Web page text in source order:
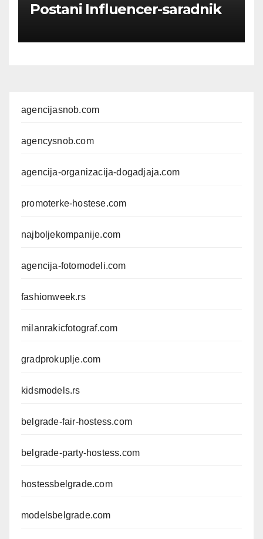
Postani Influencer-saradnik
agencijasnob.com
agencysnob.com
agencija-organizacija-dogadjaja.com
promoterke-hostese.com
najboljekompanije.com
agencija-fotomodeli.com
fashionweek.rs
milanrakicfotograf.com
gradprokuplje.com
kidsmodels.rs
belgrade-fair-hostess.com
belgrade-party-hostess.com
hostessbelgrade.com
modelsbelgrade.com